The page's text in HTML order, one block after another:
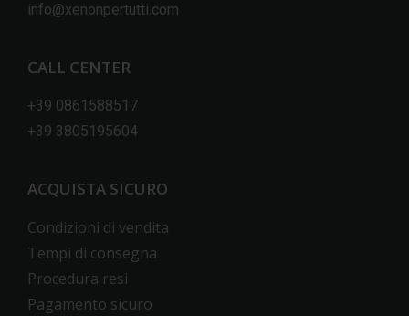
info@xenonpertutti.com
CALL CENTER
+39 0861588517
+39 3805195604
ACQUISTA SICURO
Condizioni di vendita
Tempi di consegna
Procedura resi
Pagamento sicuro